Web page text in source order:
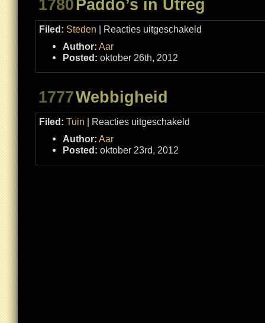
1780Paddo’s in Utreg
Filed: Steden | Reacties uitgeschakeld
Author: Aar
Posted: oktober 26th, 2012
1777Webbigheid
Filed: Tuin | Reacties uitgeschakeld
Author: Aar
Posted: oktober 23rd, 2012